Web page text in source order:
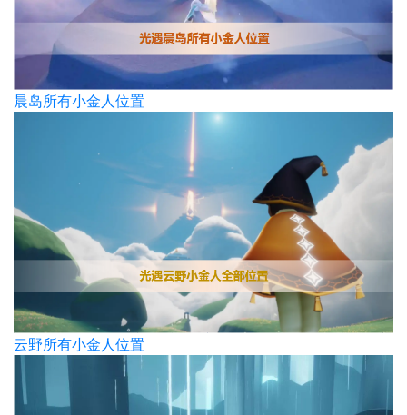
晨岛所有小金人位置
云野所有小金人位置